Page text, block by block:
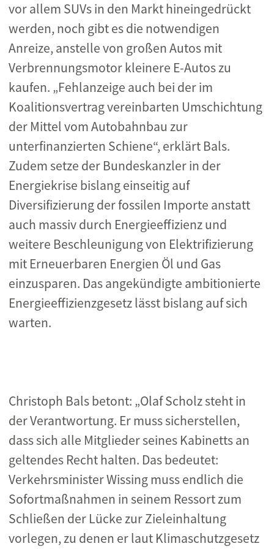
vor allem SUVs in den Markt hineingedrückt
werden, noch gibt es die notwendigen
Anreize, anstelle von großen Autos mit
Verbrennungsmotor kleinere E-Autos zu
kaufen. „Fehlanzeige auch bei der im
Koalitionsvertrag vereinbarten Umschichtung
der Mittel vom Autobahnbau zur
unterfinanzierten Schiene“, erklärt Bals.
Zudem setze der Bundeskanzler in der
Energiekrise bislang einseitig auf
Diversifizierung der fossilen Importe anstatt
auch massiv durch Energieeffizienz und
weitere Beschleunigung von Elektrifizierung
mit Erneuerbaren Energien Öl und Gas
einzusparen. Das angekündigte ambitionierte
Energieeffizienzgesetz lässt bislang auf sich
warten.
Christoph Bals betont: „Olaf Scholz steht in
der Verantwortung. Er muss sicherstellen,
dass sich alle Mitglieder seines Kabinetts an
geltendes Recht halten. Das bedeutet:
Verkehrsminister Wissing muss endlich die
Sofortmaßnahmen in seinem Ressort zum
Schließen der Lücke zur Zieleinhaltung
vorlegen, zu denen er laut Klimaschutzgesetz